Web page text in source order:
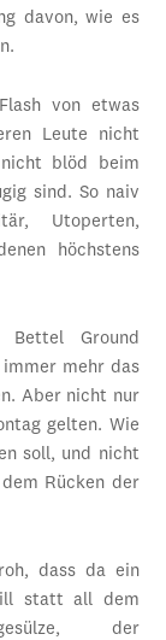
davon, wie es
von etwas
Leute nicht
blöd beim
sind. So naiv
Utoperten,
höchstens
Ground
mehr das
Aber nicht nur
gelten. Wie
soll, und nicht
Rücken der
dass da ein
statt all dem
der